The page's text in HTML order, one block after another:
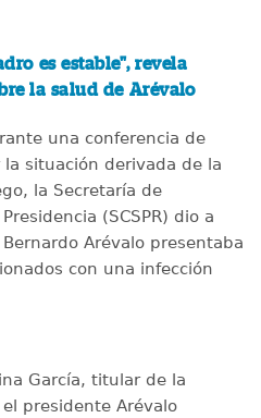
es estable", revela
la salud de Arévalo
una conferencia de
situación derivada de la
la Secretaría de
(SCSPR) dio a
Arévalo presentaba
con una infección
García, titular de la
el presidente Arévalo